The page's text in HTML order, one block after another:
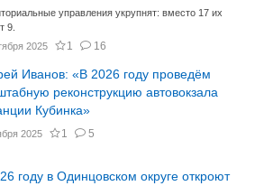
управления укрупнят: вместо 17 их
9.
2025
1 16
Иванов: «В 2026 году проведём
реконструкцию автовокзала
Кубинка»
2025 1 5
году в Одинцовском округе откроют